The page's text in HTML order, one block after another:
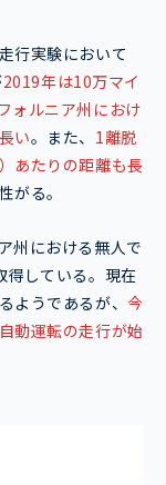
行実験において
2019年は10万マイ
ォルニア州におけ
い。また、 1離脱
あたりの距離も長
がる。
州における無人で
得している。現在
ようであるが、今
動運転の走行が始